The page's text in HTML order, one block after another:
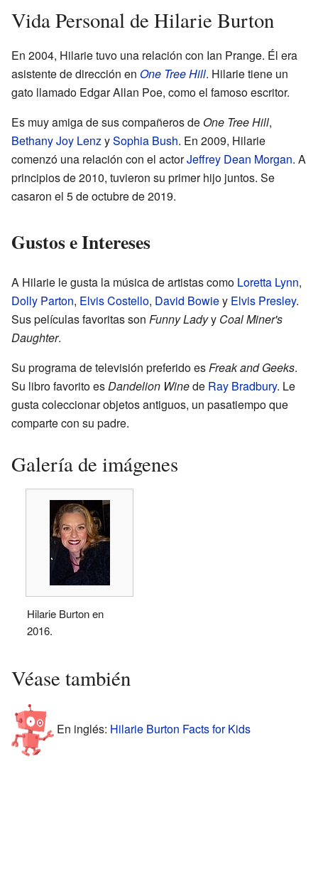
Vida Personal de Hilarie Burton
En 2004, Hilarie tuvo una relación con Ian Prange. Él era
asistente de dirección en One Tree Hill. Hilarie tiene un
gato llamado Edgar Allan Poe, como el famoso escritor.
Es muy amiga de sus compañeros de One Tree Hill,
Bethany Joy LenzySophia Bush. En 2009, Hilarie
comenzó una relación con el actorJeffrey Dean Morgan. A
principios de 2010, tuvieron su primer hijo juntos. Se
casaron el 5 de octubre de 2019.
Gustos e Intereses
A Hilarie le gusta la música de artistas como Loretta Lynn,
Dolly Parton, Elvis Costello, David Bowiey Elvis Presley.
Sus películas favoritas son Funny Ladyy Coal Miner's
Daughter.
Su programa de televisión preferido esFreak and Geeks.
Su libro favorito esDandelion Winede Ray Bradbury. Le
gusta coleccionar objetos antiguos, un pasatiempo que
comparte con su padre.
Galería de imágenes
Hilarie Burton en
2016.
Véase también
En inglés: Hilarie Burton Facts for Kids